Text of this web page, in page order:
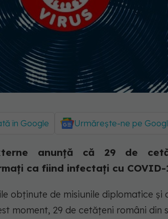
în Google Urmărește-ne pe
anunță că 29 de
ca fiind infectați cu COVID-
obținute de misiunile diplomatice și
moment, 29 de cetățeni români